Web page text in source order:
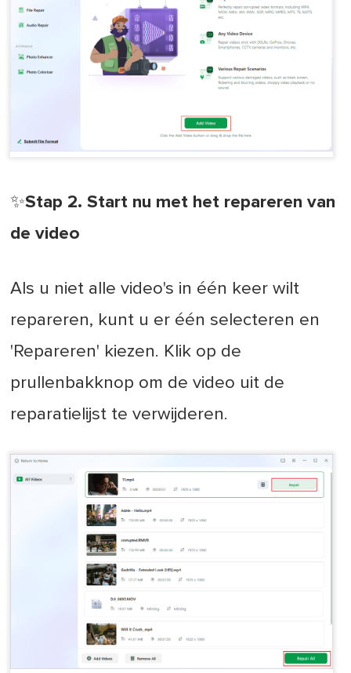
✨Stap 2. Start nu met het repareren van
de video
Als u niet alle video's in één keer wilt
repareren, kunt u er één selecteren en
'Repareren' kiezen. Klik op de
prullenbakknop om de video uit de
reparatielijst te verwijderen.